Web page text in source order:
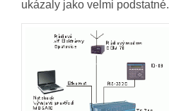
ukázaly jako velmi podstatné.